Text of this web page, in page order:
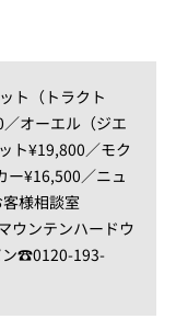
ト（トラクト
オーエル（ジエ
ト¥19,800／モク
¥16,500／ニュ
様相談室
ウンテンハードウ
ン☎0120-193-